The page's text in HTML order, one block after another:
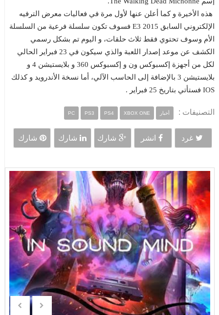
هذه الأخيرة و كما أعلن عنها لأول مرة في فعاليات معرض الترفيه
الإلكتروني السابق E3 2015 فسوف تكون سلسلة فرعية من السلسلة
الأم وسوف تحتوي فقط ثلاث حلقات، و اليوم تم بشكل رسمي
الكشف عن موعد إصدار اللعبة والذي سيكون في 23 فبراير الحالي
لكل من أجهزة إكسبوكس ون و إكسبوكس 360 و بلايستيشن 4 و
بلايستيشن 3 بالإضافة إلى الحاسب الآلي، أما نسخة الأندرويد و كذلك
IOS فستأتي بتاريخ 25 فبراير .
التصنيفات : أخبار PC PS3 PS4 XBOX ONE
غرد انشر شارك شارك شارك